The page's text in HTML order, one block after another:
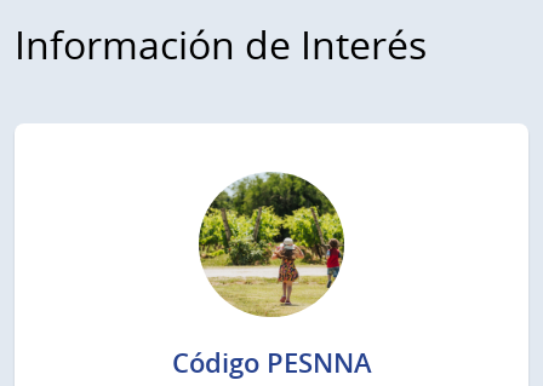
Información de Interés
Código PESNNA